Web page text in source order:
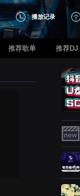
播放记录
推荐歌单 推荐DJ